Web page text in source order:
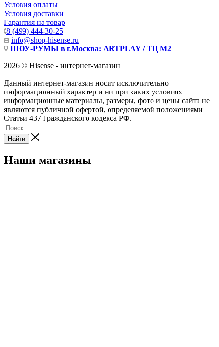
Условия оплаты
Условия доставки
Гарантия на товар
8 (499) 444-30-25
info@shop-hisense.ru
ШОУ-РУМЫ в г.Москва: ARTPLAY / ТЦ М2
2026 © Hisense - интернет-магазин
Данный интернет-магазин носит исключительно
информационный характер и ни при каких условиях
информационные материалы, размеры, фото и цены сайта не
являются публичной офертой, определяемой положениями
Статьи 437 Гражданского кодекса РФ.
Найти
Наши магазины